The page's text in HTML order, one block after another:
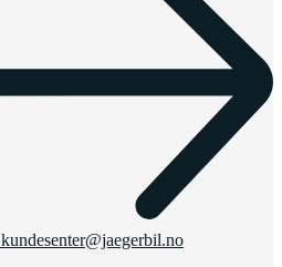
kundesenter@jaegerbil.no